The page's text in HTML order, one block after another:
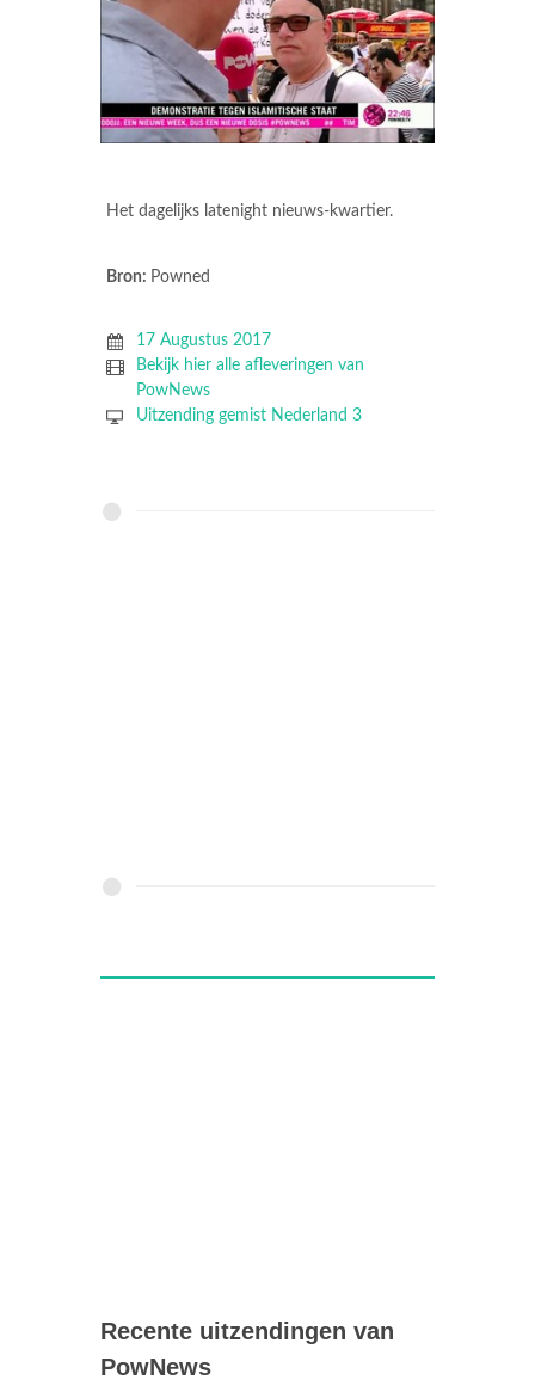
Het dagelijks latenight nieuws-kwartier.
Bron: Powned
17 Augustus 2017
Bekijk hier alle afleveringen van
PowNews
Uitzending gemist Nederland 3
Recente uitzendingen van
PowNews